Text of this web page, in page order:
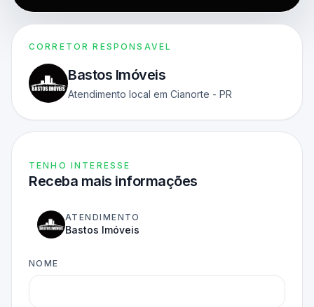
CORRETOR RESPONSAVEL
Bastos Imóveis
Atendimento local em Cianorte - PR
TENHO INTERESSE
Receba mais informações
ATENDIMENTO
Bastos Imóveis
NOME